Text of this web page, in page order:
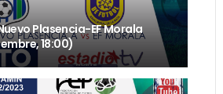
Nuevo Plasencia-EF Morala
18:00)